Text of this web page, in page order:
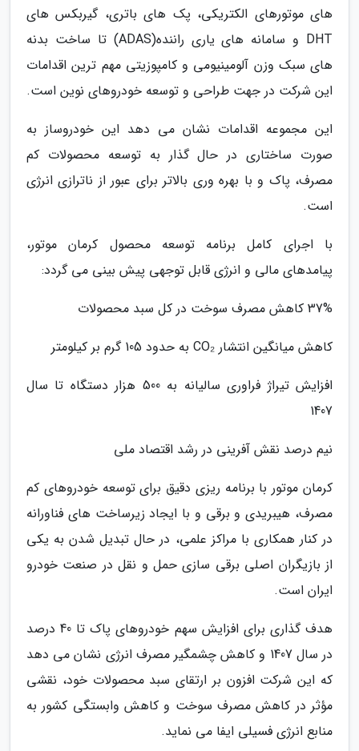
های موتورهای الکتریکی، پک های باتری، گیربکس های
DHT و سامانه های یاری راننده(ADAS) تا ساخت بدنه
های سبک وزن آلومینیومی و کامپوزیتی مهم ترین اقدامات
این شرکت در جهت طراحی و توسعه خودروهای نوین است.
این مجموعه اقدامات نشان می دهد این خودروساز به
صورت ساختاری در حال گذار به توسعه محصولات کم
مصرف، پاک و با بهره وری بالاتر برای عبور از ناترازی انرژی
است.
با اجرای کامل برنامه توسعه محصول کرمان موتور،
پیامدهای مالی و انرژی قابل توجهی پیش بینی می گردد:
37% کاهش مصرف سوخت در کل سبد محصولات
کاهش میانگین انتشار CO₂ به حدود 105 گرم بر کیلومتر
افزایش تیراژ فراوری سالیانه به 500 هزار دستگاه تا سال
1407
نیم درصد نقش آفرینی در رشد اقتصاد ملی
کرمان موتور با برنامه ریزی دقیق برای توسعه خودروهای کم
مصرف، هیبریدی و برقی و با ایجاد زیرساخت های فناورانه
در کنار همکاری با مراکز علمی، در حال تبدیل شدن به یکی
از بازیگران اصلی برقی سازی حمل و نقل در صنعت خودرو
ایران است.
هدف گذاری برای افزایش سهم خودروهای پاک تا 40 درصد
در سال 1407 و کاهش چشمگیر مصرف انرژی نشان می دهد
که این شرکت افزون بر ارتقای سبد محصولات خود، نقشی
مؤثر در کاهش مصرف سوخت و کاهش وابستگی کشور به
منابع انرژی فسیلی ایفا می نماید.